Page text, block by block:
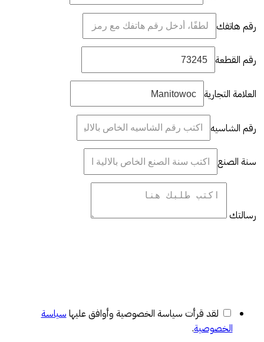
رقم هاتفك
رقم القطعة
العلامة التجارية
رقم الشاسيه
سنة الصنع
رسالتك
لقد قرأت سياسة الخصوصية وأوافق عليها سياسة
الخصوصية.